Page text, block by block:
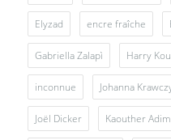
Elyzad encre fraîche
Gabriella Zalapì Harry
inconnue Johanna
Joël Dicker Kaouther